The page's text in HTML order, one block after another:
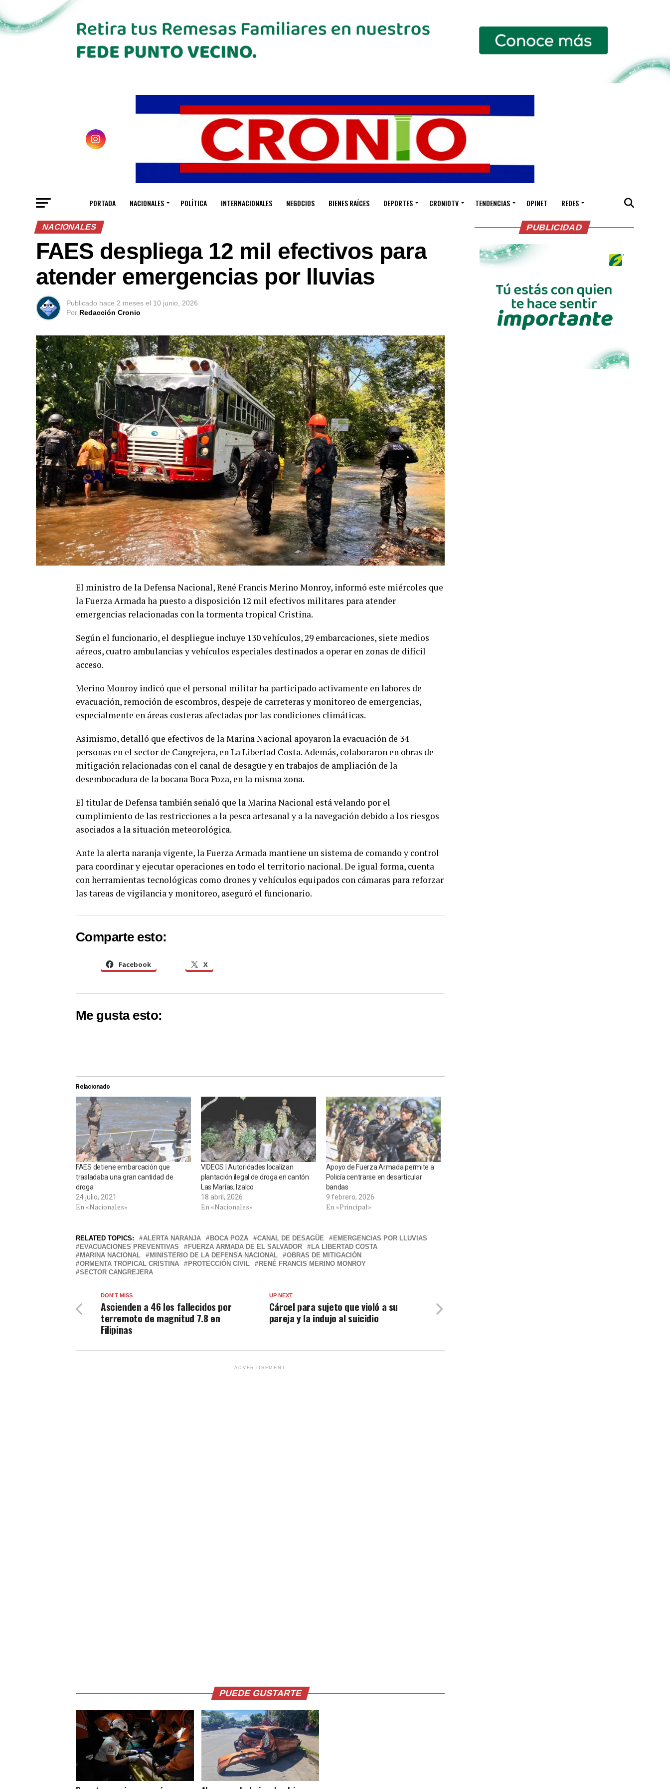
PORTADA NACIONALES POLÍTICA INTERNACIONALES NEGOCIOS BIENES RAÍCES DEPORTES CRONIOTV TENDENCIAS OPINET REDES
NACIONALES
FAES despliega 12 mil efectivos para
atender emergencias por lluvias
Publicado hace 2 meses el 10 junio, 2026
Por Redacción Cronio
El ministro de la Defensa Nacional, René Francis Merino Monroy, informó este miércoles que
la Fuerza Armada ha puesto a disposición 12 mil efectivos militares para atender
emergencias relacionadas con la tormenta tropical Cristina.
Según el funcionario, el despliegue incluye 130 vehículos, 29 embarcaciones, siete medios
aéreos, cuatro ambulancias y vehículos especiales destinados a operar en zonas de difícil
acceso.
Merino Monroy indicó que el personal militar ha participado activamente en labores de
evacuación, remoción de escombros, despeje de carreteras y monitoreo de emergencias,
especialmente en áreas costeras afectadas por las condiciones climáticas.
Asimismo, detalló que efectivos de la Marina Nacional apoyaron la evacuación de 34
personas en el sector de Cangrejera, en La Libertad Costa. Además, colaboraron en obras de
mitigación relacionadas con el canal de desagüe y en trabajos de ampliación de la
desembocadura de la bocana Boca Poza, en la misma zona.
El titular de Defensa también señaló que la Marina Nacional está velando por el
cumplimiento de las restricciones a la pesca artesanal y a la navegación debido a los riesgos
asociados a la situación meteorológica.
Ante la alerta naranja vigente, la Fuerza Armada mantiene un sistema de comando y control
para coordinar y ejecutar operaciones en todo el territorio nacional. De igual forma, cuenta
con herramientas tecnológicas como drones y vehículos equipados con cámaras para reforzar
las tareas de vigilancia y monitoreo, aseguró el funcionario.
Comparte esto:
Facebook X
Me gusta esto:
Relacionado
FAES detiene embarcación que
trasladaba una gran cantidad de
droga
24 julio, 2021
En «Nacionales»
VIDEOS | Autoridades localizan
plantación ilegal de droga en cantón
Las Marías, Izalco
18 abril, 2026
En «Nacionales»
Apoyo de Fuerza Armada permite a
Policía centrarse en desarticular
bandas
9 febrero, 2026
En «Principal»
RELATED TOPICS: ALERTA NARANJA BOCA POZA CANAL DE DESAGÜE
EMERGENCIAS POR LLUVIAS
EVACUACIONES PREVENTIVAS
FUERZA ARMADA DE EL SALVADOR
LA LIBERTAD COSTA
MARINA NACIONAL
MINISTERIO DE LA DEFENSA NACIONAL
OBRAS DE MITIGACIÓN
ORMENTA TROPICAL CRISTINA
PROTECCIÓN CIVIL
RENÉ FRANCIS MERINO MONROY
SECTOR CANGREJERA
UP NEXT
Cárcel para sujeto que violó a su
pareja y la indujo al suicidio
DON'T MISS
Ascienden a 46 los fallecidos por
terremoto de magnitud 7.8 en
Filipinas
ADVERTISEMENT
PUEDE GUSTARTE
PUBLICIDAD